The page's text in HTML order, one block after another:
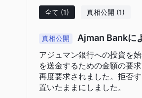
Ajman Bankは、 普通、貯蓄 、ミリ
Ajman Bankは、セキュアな取引の
時間365日アクセス可能な
インタ
Ajman Bank Connectを備えた
全て (1) 真相公開 (1)
真相公開 Ajman Bankに
アジュマン銀行への投資を
を送金するための金額の要
再度要求されました。拒否
置いたままにしました。